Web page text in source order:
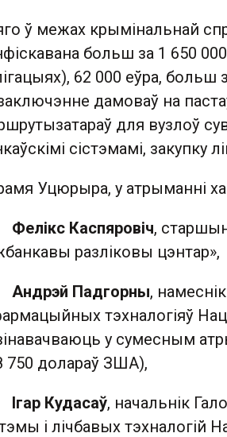
ў межах крымінальнай
больш за 1 650
62 000 еўра, больш
дамоваў на
для вузлоў
сістэмамі, закупку
Уцюрыра, у атрыманні
Фелікс Каспяровіч,
разліковы цэнтар»,
Андрэй Падгорны,
тэхналогіяў
у сумесным
750 долараў ЗША),
Ігар Кудасаў, начальнік
і лічбавых тэхналогій